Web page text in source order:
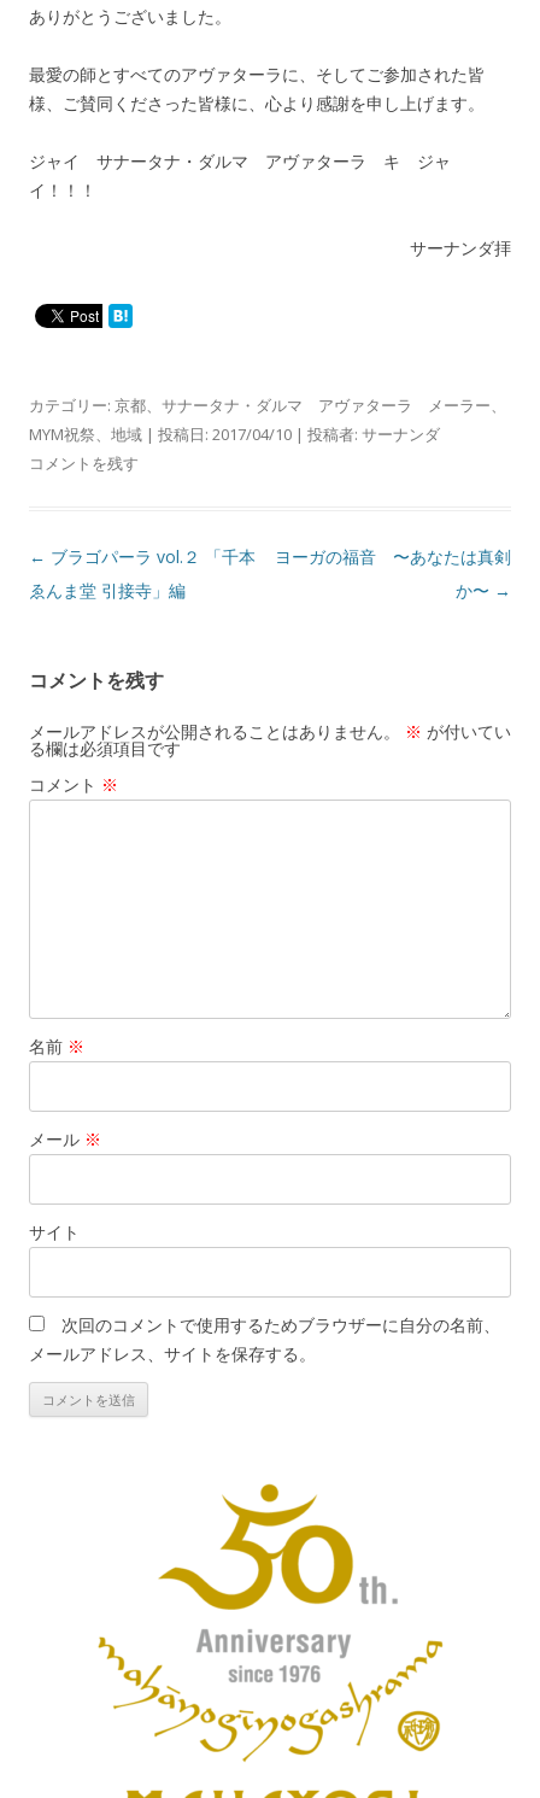
ありがとうございました。
最愛の師とすべてのアヴァターラに、そしてご参加された皆
様、ご賛同くださった皆様に、心より感謝を申し上げます。
ジャイ サナータナ・ダルマ アヴァターラ キ ジャ
イ！！！
サーナンダ拝
カテゴリー: 京都、 サナータナ・ダルマ アヴァターラ メーラー、
MYM祝祭、 地域 | 投稿日: 2017/04/10 | 投稿者: サーナンダ
コメントを残す
投
稿
ゲ
ー
シ
ョ
← ブラゴパーラ vol.２ 「千本
ゑんま堂 引接寺」編
ヨーガの福音 〜あなたは真剣
か〜 →
コメントを残す
メールアドレスが公開されることはありません。 ※ が付いてい
る欄は必須項目です
コメント ※
名前 ※
メール ※
サイト
次回のコメントで使用するためブラウザーに自分の名前、
メールアドレス、サイトを保存する。